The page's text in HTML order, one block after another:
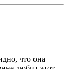
что она